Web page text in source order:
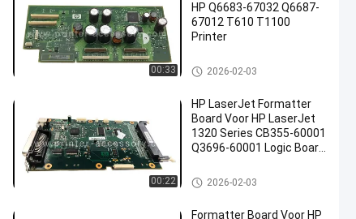
00:33
HP Q6683-67032 Q6687-
67012 T610 T1100
Printer
HP-hoofdbord
2026-02-03
00:22
HP LaserJet Formatter
Board Voor HP LaserJet
1320 Series CB355-60001
Q3696-60001 Logic Board
HP-hoofdbord
2026-02-03
Formatter Board Voor HP